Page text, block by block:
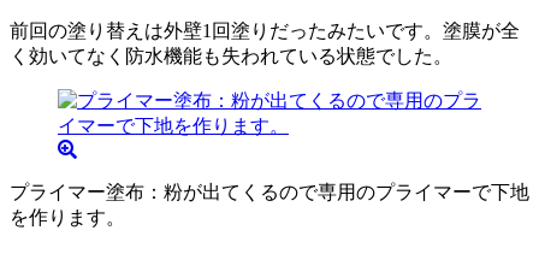
前回の塗り替えは外壁1回塗りだったみたいです。塗膜が全
く効いてなく防水機能も失われている状態でした。
プライマー塗布：粉が出てくるので専用のプライマーで下地
を作ります。